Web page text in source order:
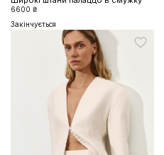
6600 ₴
Закінчується